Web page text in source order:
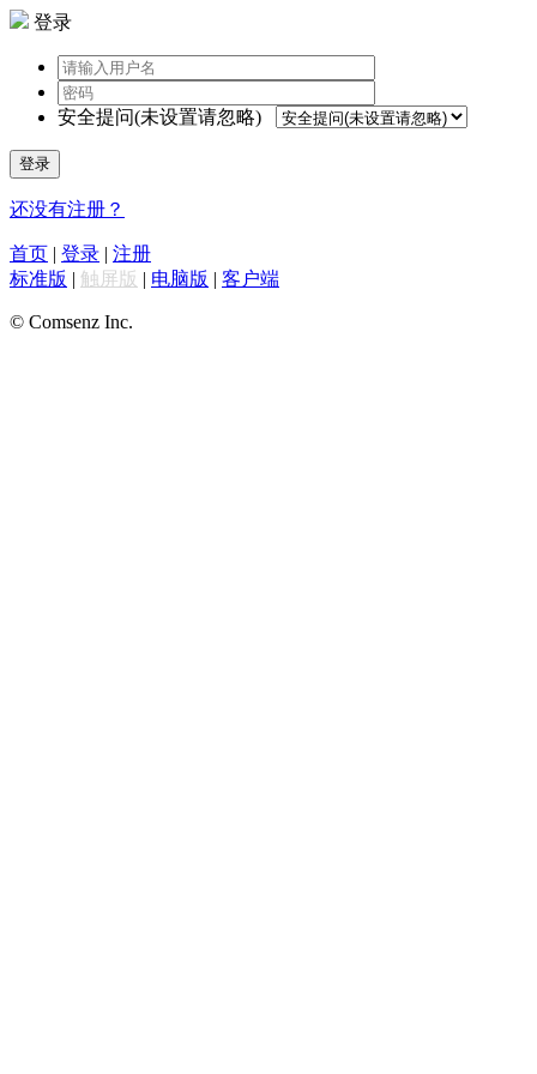
登录
安全提问(未设置请忽略)
登录
还没有注册？
首页 | 登录 | 注册
标准版 | 触屏版 | 电脑版 | 客户端
© Comsenz Inc.